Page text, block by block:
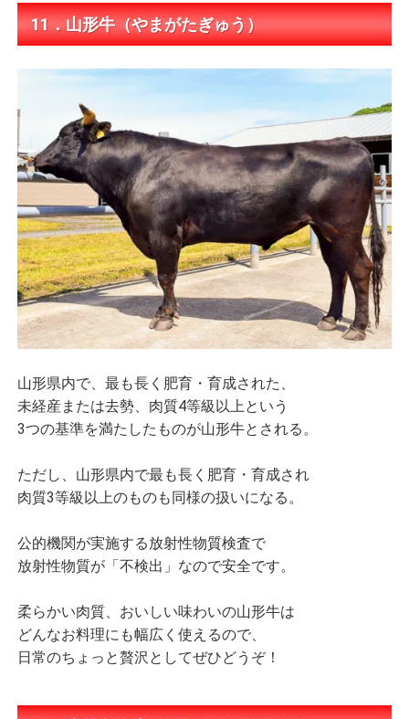
11．山形牛（やまがたぎゅう）
山形県内で、最も長く肥育・育成された、
未経産または去勢、肉質4等級以上という
3つの基準を満たしたものが山形牛とされる。
ただし、山形県内で最も長く肥育・育成され
肉質3等級以上のものも同様の扱いになる。
公的機関が実施する放射性物質検査で
放射性物質が「不検出」なので安全です。
柔らかい肉質、おいしい味わいの山形牛は
どんなお料理にも幅広く使えるので、
日常のちょっと贅沢としてぜひどうぞ！